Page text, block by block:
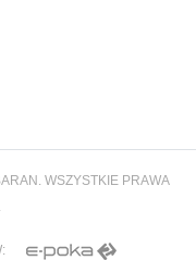
WSZYSTKIE PRAWA